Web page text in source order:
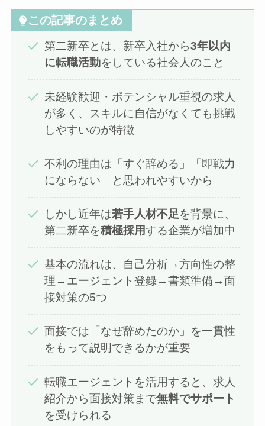
この記事のまとめ
第二新卒とは、新卒入社から3年以内
に転職活動をしている社会人のこと
未経験歓迎・ポテンシャル重視の求人
が多く、スキルに自信がなくても挑戦
しやすいのが特徴
不利の理由は「すぐ辞める」「即戦力
にならない」と思われやすいから
しかし近年は若手人材不足を背景に、
第二新卒を積極採用する企業が増加中
基本の流れは、自己分析→方向性の整
理→エージェント登録→書類準備→面
接対策の5つ
面接では「なぜ辞めたのか」を一貫性
をもって説明できるかが重要
転職エージェントを活用すると、求人
紹介から面接対策まで無料でサポート
を受けられる